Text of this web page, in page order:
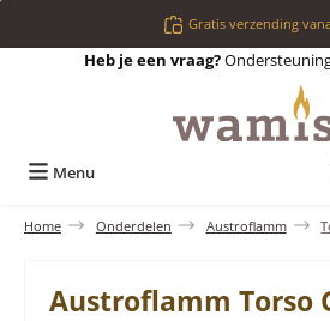
Ga naar de hoofdinhoudGratis verzending
Heb je een vraag?
Menu
Home Onderdelen Austroflamm
Austroflamm Torso